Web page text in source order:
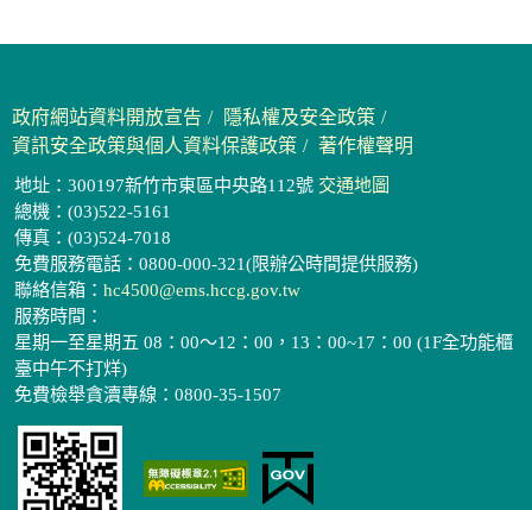
政府網站資料開放宣告
隱私權及安全政策
資訊安全政策與個人資料保護政策
著作權聲明
地址：300197新竹市東區中央路112號 交通地圖
總機：(03)522-5161
傳真：(03)524-7018
免費服務電話：0800-000-321(限辦公時間提供服務)
聯絡信箱： hc4500@ems.hccg.gov.tw
服務時間：
星期一至星期五 08：00～12：00，13：00~17：00 (1F全功能櫃
臺中午不打烊)
免費檢舉貪瀆專線：0800-35-1507